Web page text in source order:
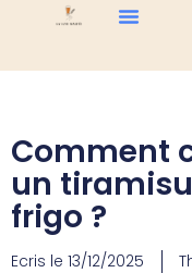
Comment
un
frigo ?
Ecris le 13/12/2025